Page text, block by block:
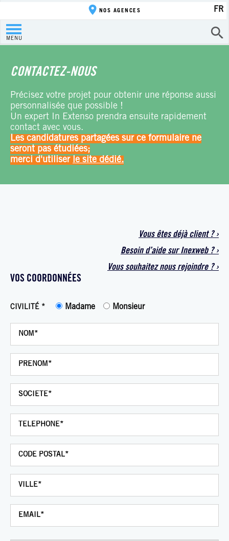
MENU
NOS AGENCES FR
CONTACTEZ-NOUS
Précisez votre projet pour obtenir une réponse aussi
personnalisée que possible !
Un expert In Extenso prendra ensuite rapidement
contact avec vous.
Les candidatures partagées sur ce formulaire ne
seront pas étudiées;
merci d'utiliser le site dédié.
Vous êtes déjà client? ›
Besoin d’aide surInexweb? ›
Vous souhaiteznous rejoindre ? ›
VOS COORDONNÉES
CIVILITÉ * Madame Monsieur